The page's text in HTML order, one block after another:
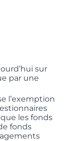
sur
par une
l’exemption
les fonds
fonds